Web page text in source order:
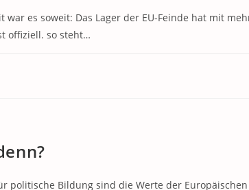
war es soweit: Das Lager der EU-Feinde hat mit
offiziell. so steht…
politische Bildung sind die Werte der